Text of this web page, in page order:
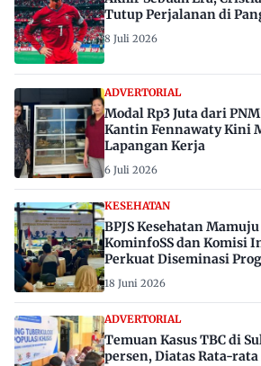
Tutup Perjalanan di
8 Juli 2026
ADVERTORIAL
Modal Rp3 Juta dari
Kantin Fennawaty Kini
Lapangan Kerja
6 Juli 2026
KESEHATAN
BPJS Kesehatan
KominfoSS dan Komisi
Perkuat Diseminasi
18 Juni 2026
ADVERTORIAL
Temuan Kasus TBC di
persen, Diatas Rata-